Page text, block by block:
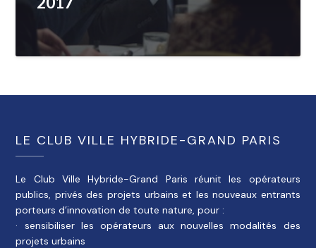
LE CLUB VILLE HYBRIDE-GRAND PARIS
Le Club Ville Hybride-Grand Paris réunit les opérateurs
publics, privés des projets urbains et les nouveaux entrants
porteurs d’innovation de toute nature, pour :
· sensibiliser les opérateurs aux nouvelles modalités des
projets urbains